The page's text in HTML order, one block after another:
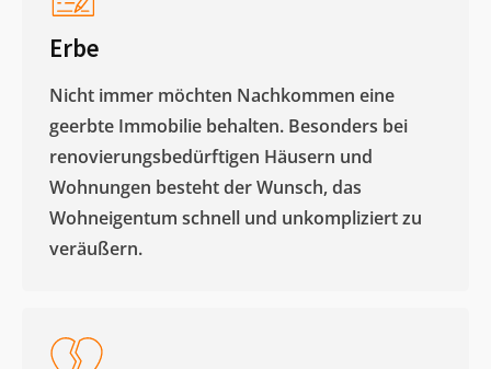
Erbe
Nicht immer möchten Nachkommen eine
geerbte Immobilie behalten. Besonders bei
renovierungsbedürftigen Häusern und
Wohnungen besteht der Wunsch, das
Wohneigentum schnell und unkompliziert zu
veräußern. ​